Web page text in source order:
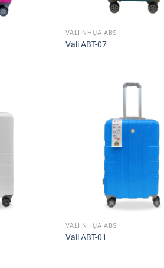
VALI NHỰA ABS
Vali ABT-07
VALI NHỰA ABS
Vali ABT-01